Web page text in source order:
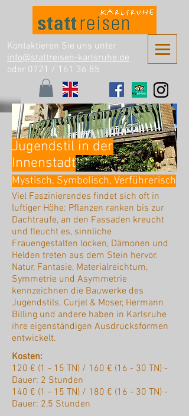
Kontaktieren Sie uns unter
info@stattreisen-karlsruhe.de
oder 0721 / 161 36 85
Jugendstil in der
Innenstadt
Mystisch, Symbolisch, Verführerisch
Viel Faszinierendes findet sich oft in
luftiger Höhe: Pflanzen ranken bis zur
Dachtraufe, an den Fassaden kreucht
und fleucht es, sinnliche
Frauengestalten locken, Dämonen und
Helden treten aus dem Stein hervor.
Natur, Fantasie, Materialreichtum,
Symmetrie und Asymmetrie
kennzeichnen die Bauwerke des
Jugendstils. Curjel & Moser, Hermann
Billing und andere haben in Karlsruhe
ihre eigenständigen Ausdrucksformen
entwickelt.
Kosten:
120 € (1 - 15 TN) / 160 € (16 - 30 TN) -
Dauer: 2 Stunden
140 € (1 - 15 TN) / 180 € (16 - 30 TN) -
Dauer: 2,5 Stunden